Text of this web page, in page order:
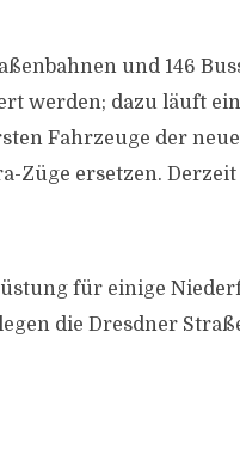
und 146
werden; dazu läuft
Fahrzeuge der
Züge ersetzen.
für einige
die Dresdner